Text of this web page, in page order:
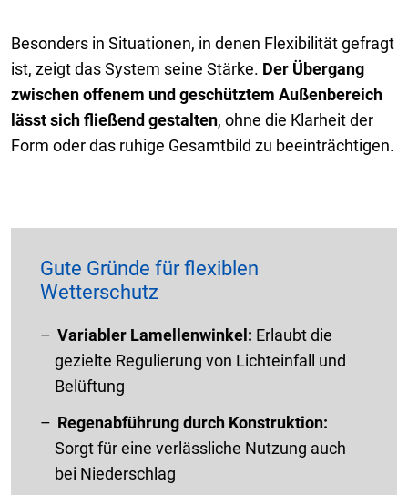
Besonders in Situationen, in denen Flexibilität gefragt
ist, zeigt das System seine Stärke. Der Übergang
zwischen offenem und geschütztem Außenbereich
lässt sich fließend gestalten, ohne die Klarheit der
Form oder das ruhige Gesamtbild zu beeinträchtigen.
Gute Gründe für flexiblen
Wetterschutz
Variabler Lamellenwinkel: Erlaubt die
gezielte Regulierung von Lichteinfall und
Belüftung
Regenabführung durch Konstruktion:
Sorgt für eine verlässliche Nutzung auch
bei Niederschlag